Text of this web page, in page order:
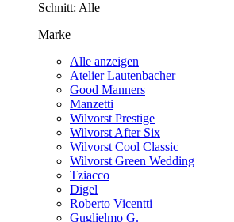
Schnitt: Alle
Marke
Alle anzeigen
Atelier Lautenbacher
Good Manners
Manzetti
Wilvorst Prestige
Wilvorst After Six
Wilvorst Cool Classic
Wilvorst Green Wedding
Tziacco
Digel
Roberto Vicentti
Guglielmo G.